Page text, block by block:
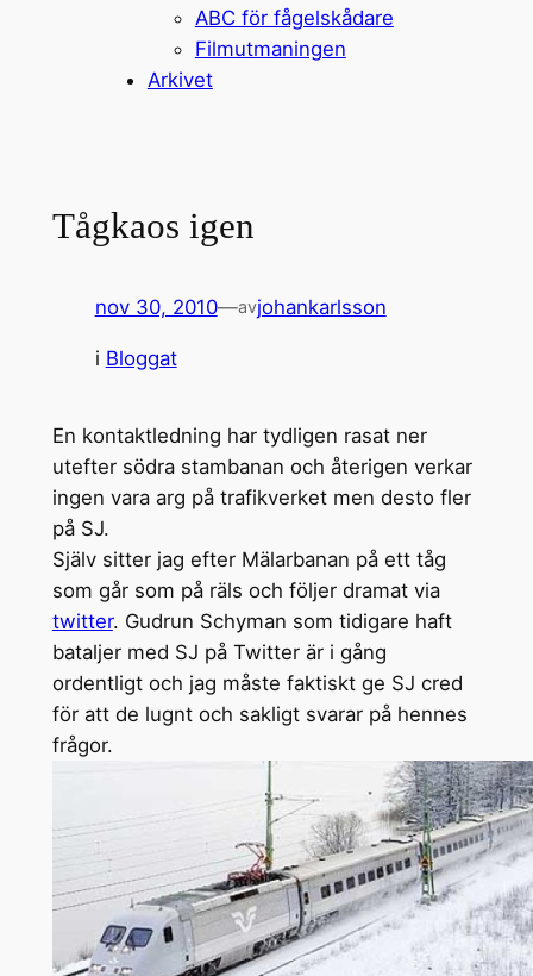
ABC för fågelskådare
Filmutmaningen
Arkivet
Tågkaos igen
nov 30, 2010—avjohankarlsson
i Bloggat
En kontaktledning har tydligen rasat ner
utefter södra stambanan och återigen verkar
ingen vara arg på trafikverket men desto fler
på SJ.
Själv sitter jag efter Mälarbanan på ett tåg
som går som på räls och följer dramat via
twitter. Gudrun Schyman som tidigare haft
bataljer med SJ på Twitter är i gång
ordentligt och jag måste faktiskt ge SJ cred
för att de lugnt och sakligt svarar på hennes
frågor.